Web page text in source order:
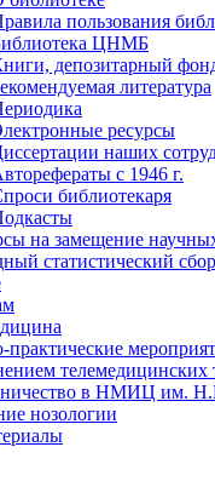
пользования
ЦНМБ
депозитарный
литература
ресурсы
наших
с 1946 г.
библиотекаря
на замещение
статистический
практические
телемедицинских
в НМИЦ им.
нозологии